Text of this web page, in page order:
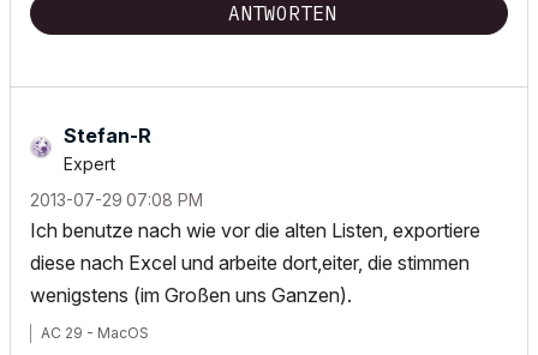
ANTWORTEN
Stefan-R
Expert
‎2013-07-29 07:08 PM
Ich benutze nach wie vor die alten Listen, exportiere
diese nach Excel und arbeite dort,eiter, die stimmen
wenigstens (im Großen uns Ganzen).
AC 29 - MacOS